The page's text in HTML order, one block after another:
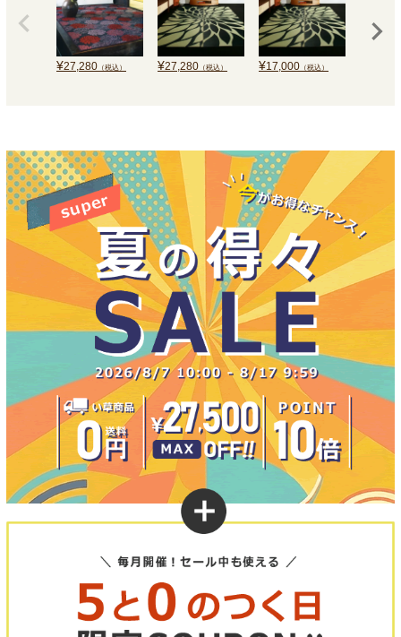
¥27,280 （税込） ¥27,280 （税込） ¥17,000 （税込）